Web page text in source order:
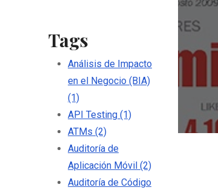
Tags
Análisis de Impacto
en el Negocio (BIA)
(1)
API Testing (1)
ATMs (2)
Auditoría de
Aplicación Móvil (2)
Auditoría de Código